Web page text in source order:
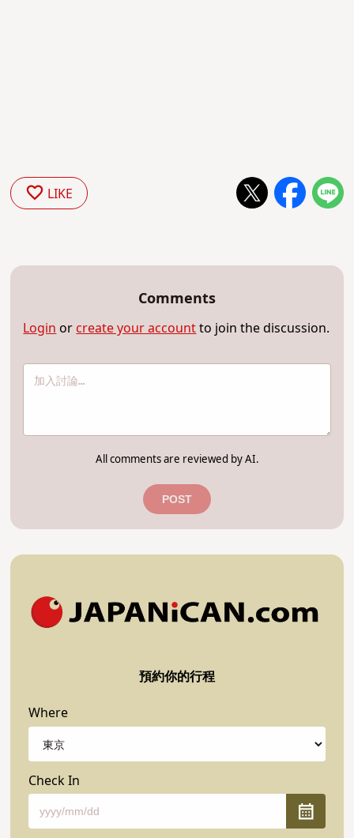
LIKE
Comments
Loginorcreate your accountto join the discussion.
All comments are reviewed by AI.
POST
預約你的行程
Where
Check In